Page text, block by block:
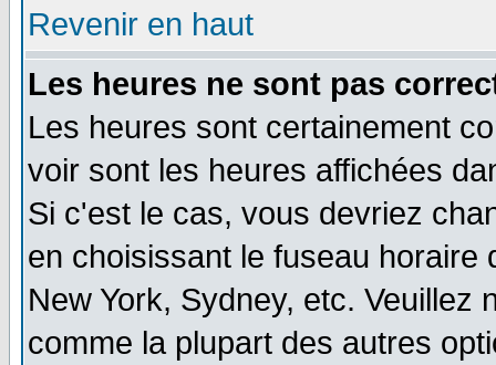
Revenir en haut
Les heures ne sont pas
Les heures sont certainement
voir sont les heures affichées
Si c'est le cas, vous devriez
en choisissant le fuseau
New York, Sydney, etc. Veuillez
comme la plupart des autres